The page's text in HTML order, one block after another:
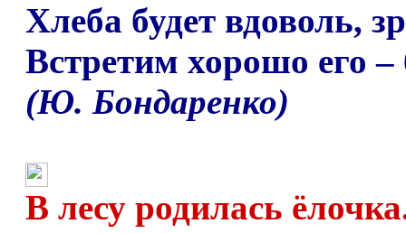
Хлеба будет вдоволь,
Встретим хорошо его
(Ю. Бондаренко)
В лесу родилась